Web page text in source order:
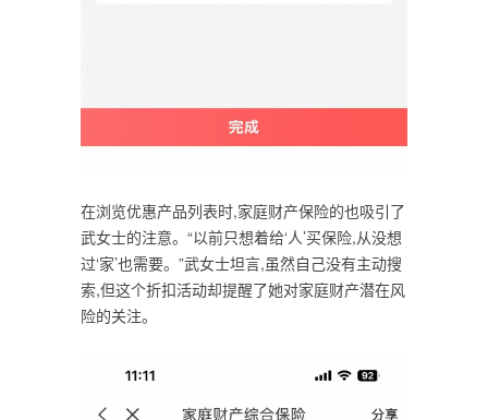
在浏览优惠产品列表时,家庭财产保险的也吸引了
武女士的注意。“以前只想着给‘人’买保险,从没想
过‘家’也需要。”武女士坦言,虽然自己没有主动搜
索,但这个折扣活动却提醒了她对家庭财产潜在风
险的关注。